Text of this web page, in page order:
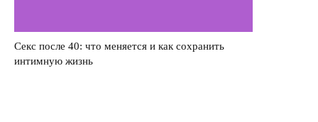
Секс после 40: что меняется и как сохранить
интимную жизнь